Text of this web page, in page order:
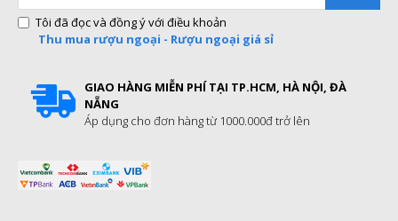
Tôi đã đọc và đồng ý với điều khoản
Thu mua rượu ngoại - Rượu ngoại giá sỉ
GIAO HÀNG MIỄN PHÍ TẠI TP.HCM, HÀ NỘI, ĐÀ
NẴNG
Áp dụng cho đơn hàng từ 1000.000đ trở lên